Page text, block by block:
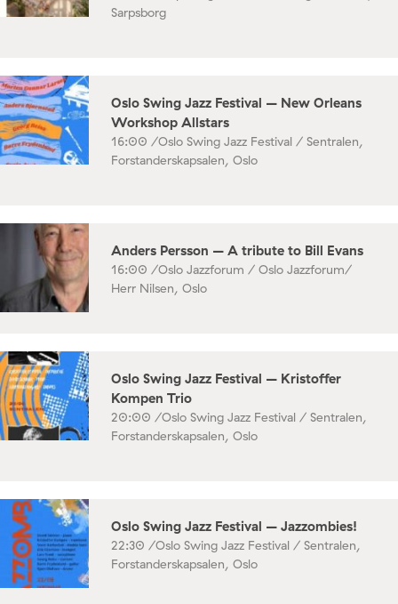
Sarpsborg
Oslo Swing Jazz Festival – New Orleans
Workshop Allstars
16:00 /Oslo Swing Jazz Festival / Sentralen,
Forstanderskapsalen, Oslo
Anders Persson – A tribute to Bill Evans
16:00 /Oslo Jazzforum / Oslo Jazzforum/
Herr Nilsen, Oslo
Oslo Swing Jazz Festival – Kristoffer
Kompen Trio
20:00 /Oslo Swing Jazz Festival / Sentralen,
Forstanderskapsalen, Oslo
Oslo Swing Jazz Festival – Jazzombies!
22:30 /Oslo Swing Jazz Festival / Sentralen,
Forstanderskapsalen, Oslo